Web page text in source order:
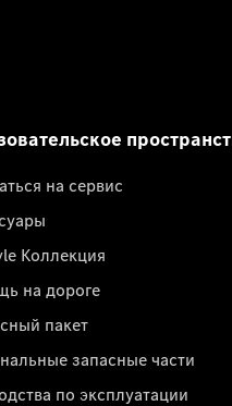
на сервис
Коллекция
на дороге
пакет
запасные части
по эксплуатации